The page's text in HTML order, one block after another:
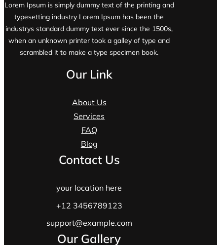
Lorem Ipsum is simply dummy text of the printing and
typesetting industry Lorem Ipsum has been the
industrys standard dummy text ever since the 1500s,
when an unknown printer took a galley of type and
scrambled it to make a type specimen book.
Our Link
About Us
Services
FAQ
Blog
Contact Us
your location here
+12 3456789123
support@example.com
Our Gallery